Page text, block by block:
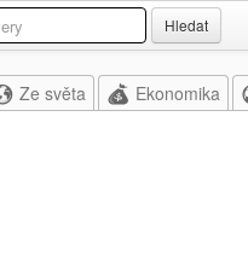
Hledat
Ze světa Ekonomika